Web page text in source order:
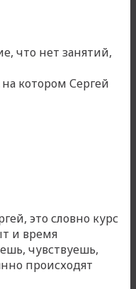
что нет занятий,
котором Сергей
это словно курс
и время
чувствуешь,
происходят